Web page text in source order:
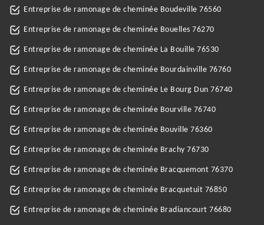
Entreprise de ramonage de cheminée Boudeville 76560
Entreprise de ramonage de cheminée Bouelles 76270
Entreprise de ramonage de cheminée La Bouille 76530
Entreprise de ramonage de cheminée Bourdainville 76760
Entreprise de ramonage de cheminée Le Bourg Dun 76740
Entreprise de ramonage de cheminée Bourville 76740
Entreprise de ramonage de cheminée Bouville 76360
Entreprise de ramonage de cheminée Brachy 76730
Entreprise de ramonage de cheminée Bracquemont 76370
Entreprise de ramonage de cheminée Bracquetuit 76850
Entreprise de ramonage de cheminée Bradiancourt 76680